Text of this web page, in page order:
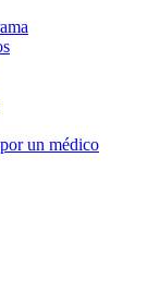
un médico